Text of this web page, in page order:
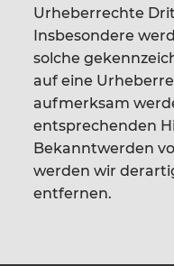
Urheberrechte
Insbesondere
solche
auf eine
aufmerksam
entsprechenden
Bekanntwerden
werden wir
entfernen.